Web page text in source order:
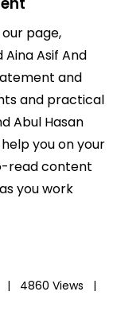
page,
Asif And
and
and practical
Abul Hasan
you on your
read content
you work
|
4860 Views |